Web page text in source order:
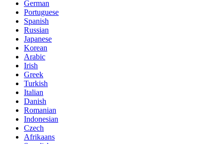
German
Portuguese
Spanish
Russian
Japanese
Korean
Arabic
Irish
Greek
Turkish
Italian
Danish
Romanian
Indonesian
Czech
Afrikaans